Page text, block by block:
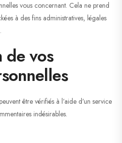
vous concernant. Cela ne prend
à des fins administratives, légales
de vos
être vérifiés à l’aide d’un service
indésirables.